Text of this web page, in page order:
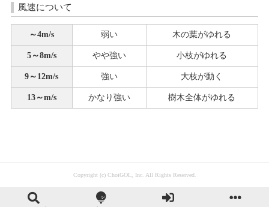
風速について
～4m/s 弱い 木の葉がゆれる
5～8m/s やや強い 小枝がゆれる
9～12m/s 強い 大枝が動く
13～m/s かなり強い 樹木全体がゆれる
Copyright (c) ChoiGOL, Inc. All Rights Reserved.